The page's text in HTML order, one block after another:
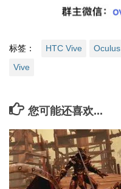
标签： HTC Vive Oculus
Vive
您可能还喜欢...